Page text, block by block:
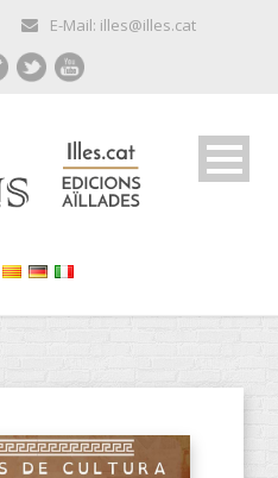
E-Mail: illes@illes.cat